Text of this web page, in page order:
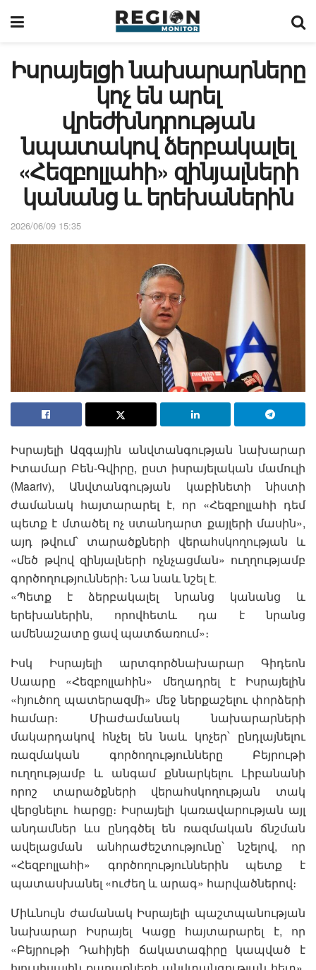
Իսրայելցի նախարարները
կոչ են արել
վրեժխնդրության
նպատակով ձերբակալել
«Հեզբոլլահի» զինյալների
կանանց և երեխաներին
2026/06/09 15:35
Իսրայելի Ազգային անվտանգության նախարար
Իտամար Բեն-Գվիրը, ըստ իսրայելական մամուլի
(Maariv), Անվտանգության կաբինետի նիստի
ժամանակ հայտարարել է, որ «Հեզբոլլահի դեմ
պետք է մտածել ոչ ստանդարտ քայլերի մասին»,
այդ թվում՝ տարածքների վերահսկողության և
«մեծ թվով զինյալների ոչնչացման» ուղղությամբ
գործողությունների։ Նա նաև նշել է․
«Պետք է ձերբակալել նրանց կանանց և
երեխաներին, որովհետև դա է նրանց
ամենաշատը ցավ պատճառում»։
Իսկ Իսրայելի արտգործնախարար Գիդեոն
Սաարը «Հեզբոլլահին» մեղադրել է Իսրայելին
«հյուծող պատերազմի» մեջ ներքաշելու փորձերի
համար։ Միաժամանակ նախարարների
մակարդակով հնչել են նաև կոչեր՝ ընդլայնելու
ռազմական գործողությունները Բեյրութի
ուղղությամբ և անգամ քննարկելու Լիբանանի
որոշ տարածքների վերահսկողության տակ
վերցնելու հարցը։ Իսրայելի կառավարության այլ
անդամներ ևս ընդգծել են ռազմական ճնշման
ավելացման անհրաժեշտությունը՝ նշելով, որ
«Հեզբոլլահի» գործողություններին պետք է
պատասխանել «ուժեղ և արագ» հարվածներով։
Միևնույն ժամանակ Իսրայելի պաշտպանության
նախարար Իսրայել Կացը հայտարարել է, որ
«Բեյրութի Դահիյեի ճակատագիրը կապված է